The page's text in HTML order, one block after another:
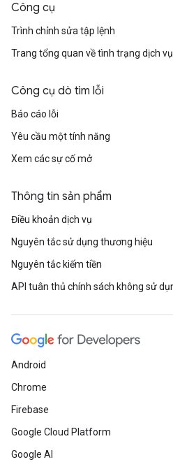
Công cụ
Trình chỉnh sửa tập lệnh
Trang tổng quan về tình trạng dịch vụ
Công cụ dò tìm lỗi
Báo cáo lỗi
Yêu cầu một tính năng
Xem các sự cố mở
Thông tin sản phẩm
Điều khoản dịch vụ
Nguyên tắc sử dụng thương hiệu
Nguyên tắc kiếm tiền
API tuân thủ chính sách không sử
Android
Chrome
Firebase
Google Cloud Platform
Google AI